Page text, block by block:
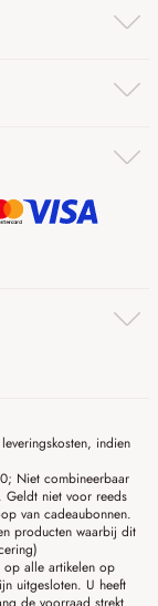
indien
Niet combineerbaar
Geldt niet voor reeds
van cadeaubonnen.
producten waarbij dit
op alle artikelen op
uitgesloten. U heeft